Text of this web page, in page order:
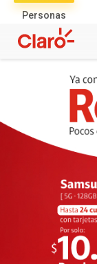
Personas
productos